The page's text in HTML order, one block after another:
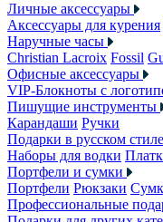
Личные аксессуары
Аксессуары для курения
Наручные часы
Christian Lacroix Fossil
Офисные аксессуары
VIP-Блокноты с
Пишущие инструменты
Карандаши Ручки
Подарки в русском стиле
Наборы для водки
Портфели и сумки
Портфели Рюкзаки
Профессиональные